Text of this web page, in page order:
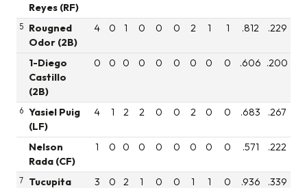
Reyes (RF)
5
Rougned
Odor (2B)
4 0 1 0 0 0 2 1 1 .812 .229
1-Diego
Castillo
(2B)
0 0 0 0 0 0 0 0 0 .606 .200
6
Yasiel Puig
(LF)
4 1 2 2 0 0 2 0 0 .683 .267
Nelson
Rada (CF)
1 0 0 0 0 0 0 0 0 .571 .222
7
Tucupita
3 0 2 1 0 0 1 1 0 .936 .339